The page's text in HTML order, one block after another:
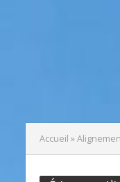
Accueil »